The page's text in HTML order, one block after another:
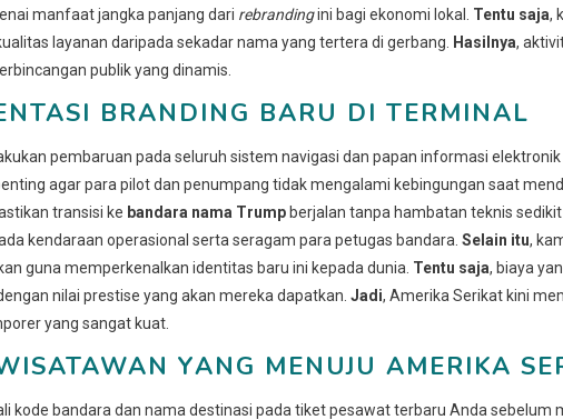
manfaat jangka panjang dari rebrandingini bagi ekonomi lokal. Tentu saja,
layanan daripada sekadar nama yang tertera di gerbang.
Hasilnya,
publik yang dinamis.
BRANDING BARU DI TERMINAL
pembaruan pada seluruh sistem navigasi dan papan informasi elektronik
agar para pilot dan penumpang tidak mengalami kebingungan saat
transisi ke bandara nama Trump berjalan tanpa hambatan teknis sedikit
kendaraan operasional serta seragam para petugas bandara. Selain itu,
guna memperkenalkan identitas baru ini kepada dunia. Tentu saja, biaya
nilai prestise yang akan mereka dapatkan. Jadi, Amerika Serikat kini
yang sangat kuat.
YANG MENUJU AMERIKA
kode bandara dan nama destinasi pada tiket pesawat terbaru Anda sebelum